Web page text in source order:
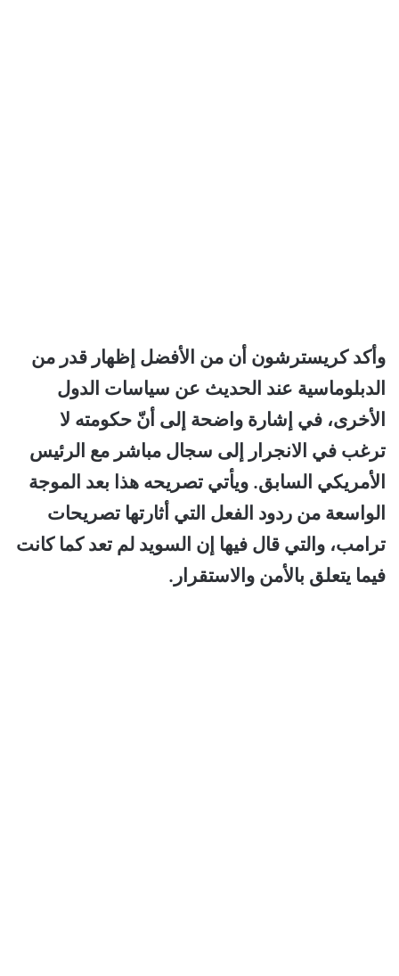
وأكد كريسترشون أن من الأفضل إظهار قدر من
الدبلوماسية عند الحديث عن سياسات الدول
الأخرى، في إشارة واضحة إلى أنّ حكومته لا
ترغب في الانجرار إلى سجال مباشر مع الرئيس
الأمريكي السابق. ويأتي تصريحه هذا بعد الموجة
الواسعة من ردود الفعل التي أثارتها تصريحات
ترامب، والتي قال فيها إن السويد لم تعد كما كانت
فيما يتعلق بالأمن والاستقرار.